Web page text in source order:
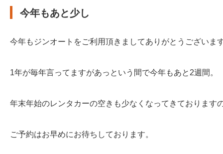
今年もあと少し
今年もジンオートをご利用頂きましてありがとうございま
1年が毎年言ってますがあっという間で今年もあと2週間。
年末年始のレンタカーの空きも少なくなってきております
ご予約はお早めにお待ちしております。